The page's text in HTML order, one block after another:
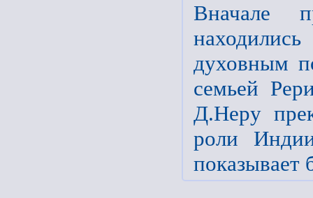
Вначале
духовным
семьей
Д.Неру
роли
показывает